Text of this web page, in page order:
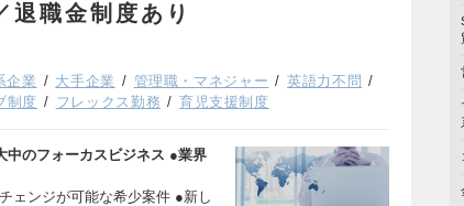
退職金制度あり
企業 大手企業 管理職・マネジャー
英語力不問
制度 フレックス勤務 育児支援制度
中のフォーカスビジネス ●業界
ェンジが可能な希少案件 ●新し